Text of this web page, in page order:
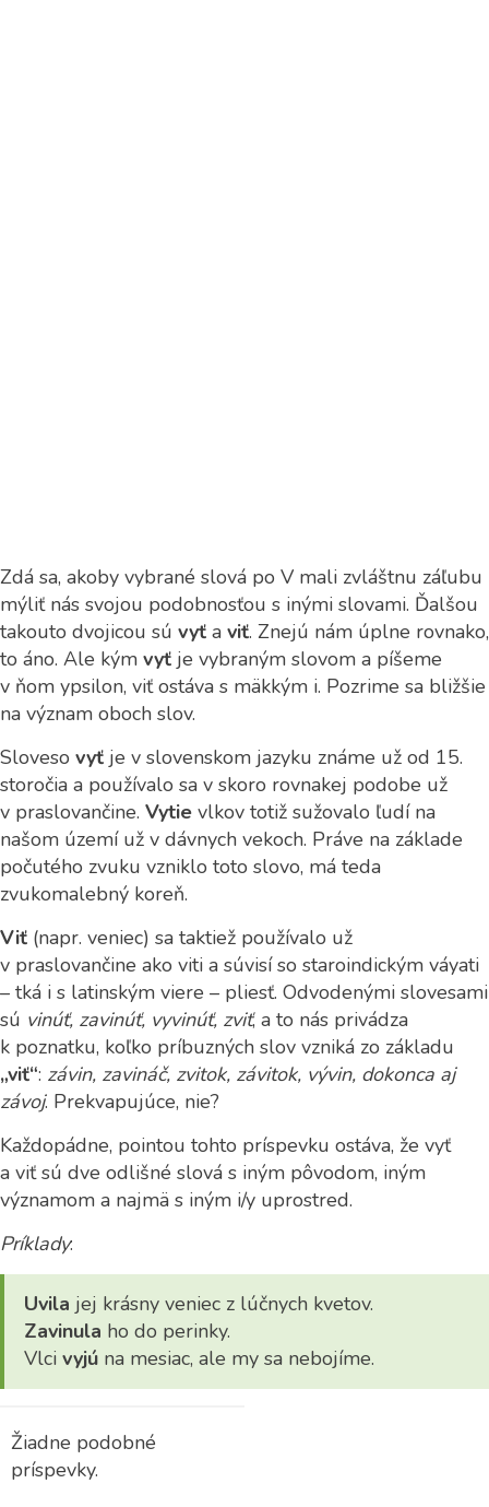
Zdá sa, akoby vybrané slová po V mali zvláštnu záľubu
mýliť nás svojou podobnosťou s inými slovami. Ďalšou
takouto dvojicou sú vyť a viť. Znejú nám úplne rovnako,
to áno. Ale kým vyť je vybraným slovom a píšeme
v ňom ypsilon, viť ostáva s mäkkým i. Pozrime sa bližšie
na význam oboch slov.
Sloveso vyť je v slovenskom jazyku známe už od 15.
storočia a používalo sa v skoro rovnakej podobe už
v praslovančine. Vytie vlkov totiž sužovalo ľudí na
našom území už v dávnych vekoch. Práve na základe
počutého zvuku vzniklo toto slovo, má teda
zvukomalebný koreň.
Viť (napr. veniec) sa taktiež používalo už
v praslovančine ako viti a súvisí so staroindickým váyati
– tká i s latinským viere – pliesť. Odvodenými slovesami
sú vinúť, zavinúť, vyvinúť, zviť, a to nás privádza
k poznatku, koľko príbuzných slov vzniká zo základu
„viť“: závin, zavináč, zvitok, závitok, vývin, dokonca aj
závoj. Prekvapujúce, nie?
Každopádne, pointou tohto príspevku ostáva, že vyť
a viť sú dve odlišné slová s iným pôvodom, iným
významom a najmä s iným i/y uprostred.
Príklady:
Uvila jej krásny veniec z lúčnych kvetov.
Zavinula ho do perinky.
Vlci vyjú na mesiac, ale my sa nebojíme.
Žiadne podobné
príspevky.